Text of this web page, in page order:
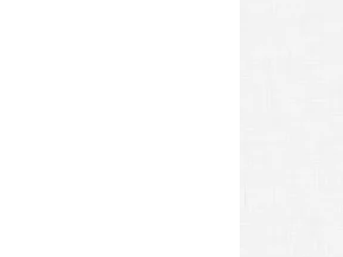
«Alexandra Bachzetsis.
Bachzetsis (*1974) ist